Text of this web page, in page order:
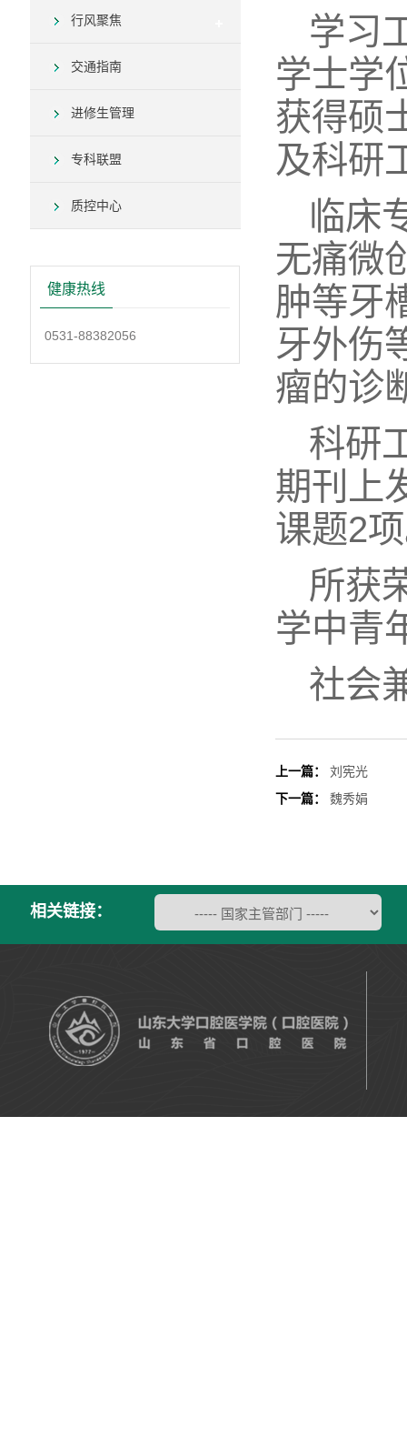
行风聚焦
交通指南
进修生管理
专科联盟
质控中心
健康热线
0531-88382056
学习
学士学
获得硕
及科研
临床
无痛微
肿等牙
牙外伤
瘤的诊
科研
期刊上
课题2
所获
学中青
社会
上一篇：
刘宪光
下一篇：
魏秀娟
相关链接：